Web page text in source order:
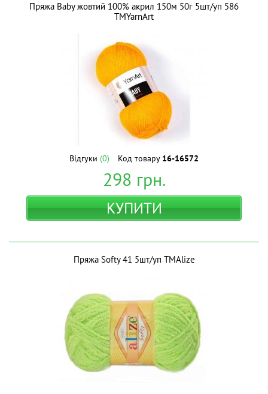
Пряжа Baby жовтий 100% акрил 150м 50г 5шт/уп 586
ТМYarnArt
Відгуки (0) Код товару 16-16572
298 грн.
КУПИТИ
Пряжа Softy 41 5шт/уп ТМAlize